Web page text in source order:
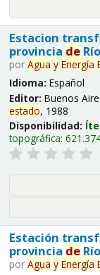
Estacion
provincia de
por Agua y Energía
Idioma: Español
Editor: Buenos
estado, 1988
Disponibilidad:
topográfica:
Estación
provincia de
por Agua y Energía